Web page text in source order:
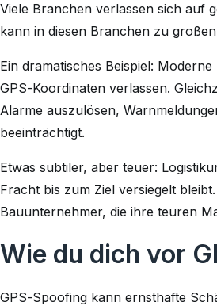
Viele Branchen verlassen sich auf
kann in diesen Branchen zu
Ein dramatisches Beispiel:
GPS-Koordinaten verlassen.
Alarme auszulösen,
beeinträchtigt.
Etwas subtiler, aber teuer:
Fracht bis zum Ziel versiegelt
Bauunternehmer, die ihre teuren
Wie du dich vor
GPS-Spoofing kann ernsthafte